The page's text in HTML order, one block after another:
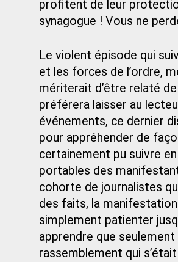
profitent de leur
synagogue ! Vous ne
Le violent épisode qui
et les forces de l’ordre,
mériterait d’être relaté
préférera laisser au
événements, ce dernier
pour appréhender de
certainement pu suivre
portables des
cohorte de journalistes
des faits, la
simplement patienter
apprendre que
rassemblement qui